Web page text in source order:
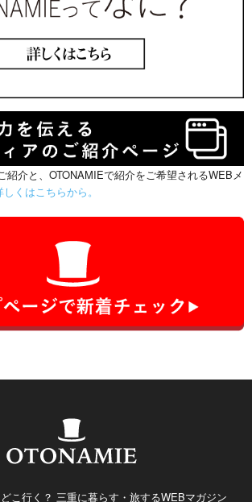
紹介と、OTONAMIEで紹介をご希望されるWEBメ
しくはこちらから。
こ行く？ 三重に暮らす・旅するWEBマガジン